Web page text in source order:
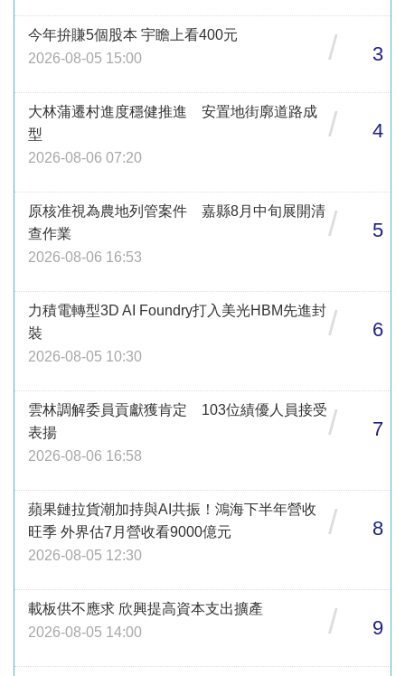
今年拚賺5個股本 宇瞻上看400元
2026-08-05 15:00
/ 3
大林蒲遷村進度穩健推進 安置地街廓道路成
型
2026-08-06 07:20
/ 4
原核准視為農地列管案件 嘉縣8月中旬展開清
查作業
2026-08-06 16:53
/ 5
力積電轉型3D AI Foundry打入美光HBM先進封
裝
2026-08-05 10:30
/ 6
雲林調解委員貢獻獲肯定 103位績優人員接受
表揚
2026-08-06 16:58
/ 7
蘋果鏈拉貨潮加持與AI共振！鴻海下半年營收
旺季 外界估7月營收看9000億元
2026-08-05 12:30
/ 8
載板供不應求 欣興提高資本支出擴產
2026-08-05 14:00
/ 9